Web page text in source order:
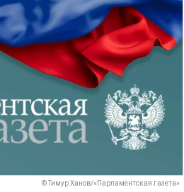
© Тимур Ханов/«Парламентская газета»